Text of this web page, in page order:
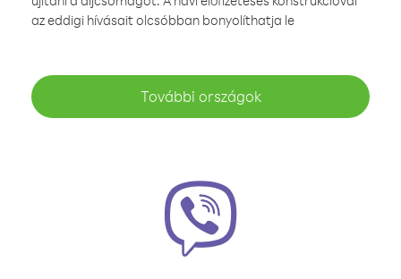
az eddigi hívásait olcsóbban bonyolíthatja le
További országok